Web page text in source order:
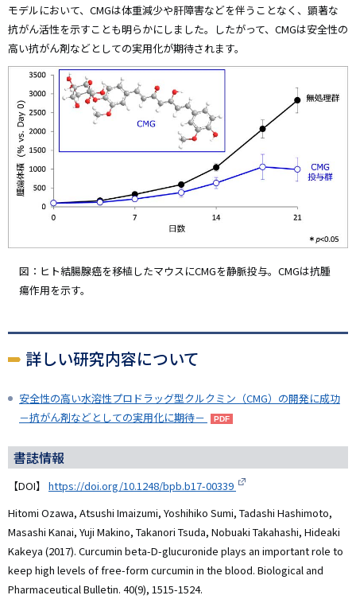
モデルにおいて、CMGは体重減少や肝障害などを伴うことなく、顕著な
抗がん活性を示すことも明らかにしました。したがって、CMGは安全性の
高い抗がん剤などとしての実用化が期待されます。
図：ヒト結腸腺癌を移植したマウスにCMGを静脈投与。CMGは抗腫
瘍作用を示す。
詳しい研究内容について
安全性の高い水溶性プロドラッグ型クルクミン（CMG）の開発に成功
－抗がん剤などとしての実用化に期待－
書誌情報
【DOI】 https://doi.org/10.1248/bpb.b17-00339
Hitomi Ozawa, Atsushi Imaizumi, Yoshihiko Sumi, Tadashi Hashimoto,
Masashi Kanai, Yuji Makino, Takanori Tsuda, Nobuaki Takahashi, Hideaki
Kakeya (2017). Curcumin beta-D-glucuronide plays an important role to
keep high levels of free-form curcumin in the blood. Biological and
Pharmaceutical Bulletin. 40(9), 1515-1524.